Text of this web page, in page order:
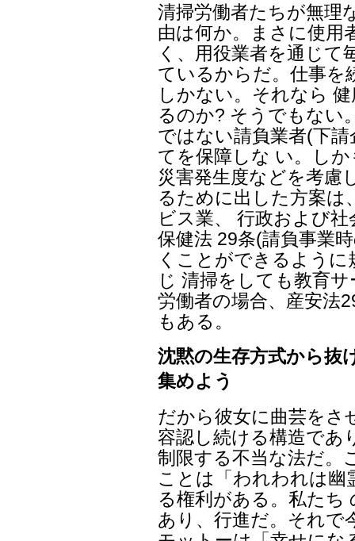
清掃労働者たちが無理
由は何か。まさに使用
く、用役業者を通じて
ているからだ。仕事を
しかない。それなら
るのか? そうでもない
ではない請負業者(下
てを保障しな い。し
災害発生度などを考慮
るために出した方案は
ビス業、 行政および
保健法 29条(請負事業
くことができるよう
じ 清掃をしても教育
労働者の場合、産安法
もある。
沈黙の生存方式から抜
集めよう
だから彼女に曲芸をさ
容認し続ける構造であ
制限する不当な法だ。
ことは「われわれは幽
る権利がある。私たち
あり、行進だ。それで